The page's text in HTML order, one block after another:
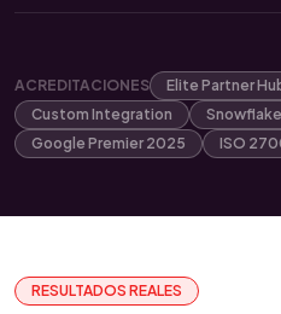
ACREDITACIONES Elite Partner
Custom Integration
Google Premier 2025
ISO
RESULTADOS REALES